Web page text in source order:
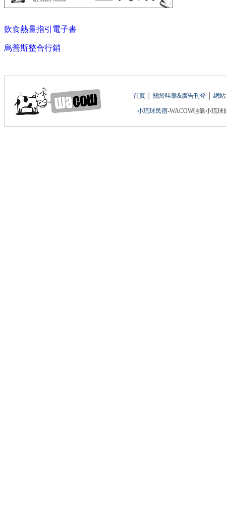
飲食熱量指引電子書
烏普斯整合行銷
首頁 關於哇靠&廣告刊登 網
小琉球民宿-WACOW哇靠小琉球